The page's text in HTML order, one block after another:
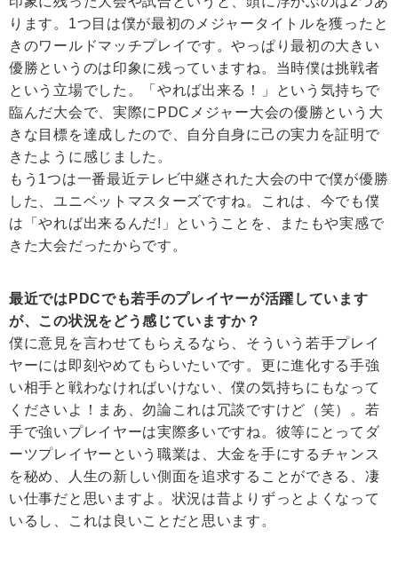
ります。1つ目は僕が最初のメジャータイトルを獲ったと
きのワールドマッチプレイです。やっぱり最初の大きい
優勝というのは印象に残っていますね。当時僕は挑戦者
という立場でした。「やれば出来る！」という気持ちで
臨んだ大会で、実際にPDCメジャー大会の優勝という大
きな目標を達成したので、自分自身に己の実力を証明で
きたように感じました。
もう1つは一番最近テレビ中継された大会の中で僕が優勝
した、ユニベットマスターズですね。これは、今でも僕
は「やれば出来るんだ!」ということを、またもや実感で
きた大会だったからです。
最近ではPDCでも若手のプレイヤーが活躍しています
が、この状況をどう感じていますか？
僕に意見を言わせてもらえるなら、そういう若手プレイ
ヤーには即刻やめてもらいたいです。更に進化する手強
い相手と戦わなければいけない、僕の気持ちにもなって
くださいよ！まあ、勿論これは冗談ですけど（笑）。若
手で強いプレイヤーは実際多いですね。彼等にとってダ
ーツプレイヤーという職業は、大金を手にするチャンス
を秘め、人生の新しい側面を追求することができる、凄
い仕事だと思いますよ。状況は昔よりずっとよくなって
いるし、これは良いことだと思います。